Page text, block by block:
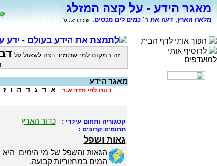
מאגר הידע - על קצה המזלג
מלאה הארץ, דעה את ה' כמים לים מכסים. ישעיהו יא', ט'
הפוך אותי לדף הבית
להוסיף אותי
למועדפים
לתמצת את הידע בעולם - ידע
זה המקום למי שתמיד רצה לשאול על
מאגר הידע
ניווט לפי סדר א-ב א ב ג ד ה ו ז
קטגוריה ותחום עיקרי :כדור הארץ
תחומים קרובים :
גאות ושפל
הגאות והשפל של מי הימים,
המים במחזוריות קבועה.